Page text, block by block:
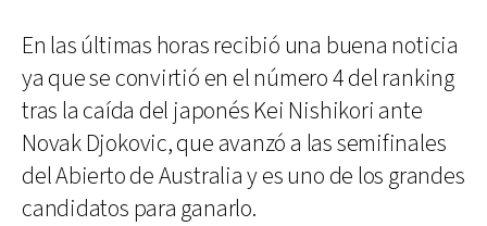
En las últimas horas recibió una buena noticia
ya que se convirtió en el número 4 del ranking
tras la caída del japonés Kei Nishikori ante
Novak Djokovic, que avanzó a las semifinales
del Abierto de Australia y es uno de los grandes
candidatos para ganarlo.